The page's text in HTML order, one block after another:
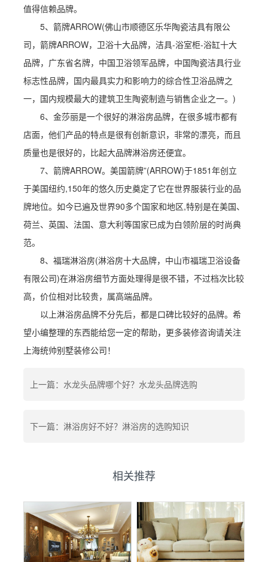
值得信赖品牌。
5、箭牌ARROW(佛山市顺德区乐华陶瓷洁具有限公
司，箭牌ARROW，卫浴十大品牌，洁具-浴室柜-浴缸十大
品牌，广东省名牌，中国卫浴领军品牌，中国陶瓷洁具行业
标志性品牌，国内最具实力和影响力的综合性卫浴品牌之
一，国内规模最大的建筑卫生陶瓷制造与销售企业之一。)
6、金莎丽是一个很好的淋浴房品牌，在很多城市都有
店面，他们产品的特点是很有创新意识，非常的漂亮，而且
质量也是很好的，比起大品牌淋浴房还便宜。
7、箭牌ARROW。美国箭牌”(ARROW)于1851年创立
于美国纽约,150年的悠久历史奠定了它在世界服装行业的品
牌地位。如今已遍及世界90多个国家和地区,特别是在美国、
荷兰、英国、法国、意大利等国家已成为白领阶层的时尚典
范。
8、福瑞淋浴房(淋浴房十大品牌，中山市福瑞卫浴设备
有限公司)在淋浴房细节方面处理得是很不错，不过档次比较
高，价位相对比较贵，属高端品牌。
以上淋浴房品牌不分先后，都是口碑比较好的品牌。希
望小编整理的东西能给您一定的帮助，更多装修咨询请关注
上海统帅别墅装修公司！
上一篇：水龙头品牌哪个好？水龙头品牌选购
下一篇：淋浴房好不好？淋浴房的选购知识
相关推荐